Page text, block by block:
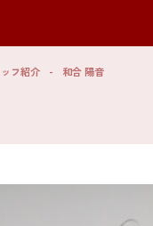
フ紹介 - 和合 陽音